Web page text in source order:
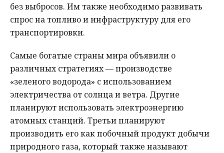
без выбросов. Им также необходимо развивать
спрос на топливо и инфраструктуру для его
транспортировки.
Самые богатые страны мира объявили о
различных стратегиях — производстве
«зеленого водорода» с использованием
электричества от солнца и ветра. Другие
планируют использовать электроэнергию
атомных станций. Третьи планируют
производить его как побочный продукт добычи
природного газа, который также называют